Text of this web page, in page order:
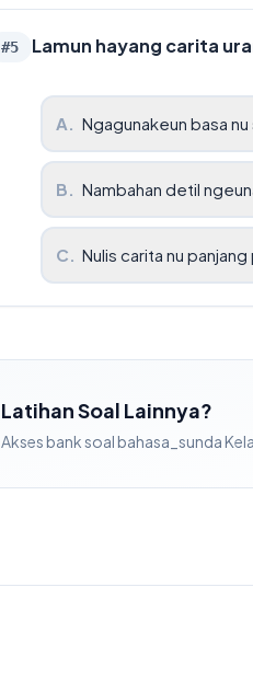
#5 Lamun hayang carita
A. Ngagunakeun basa
B. Nambahan detil
C. Nulis carita nu panjang
Latihan Soal Lainnya?
Akses bank soalbahasa_sunda